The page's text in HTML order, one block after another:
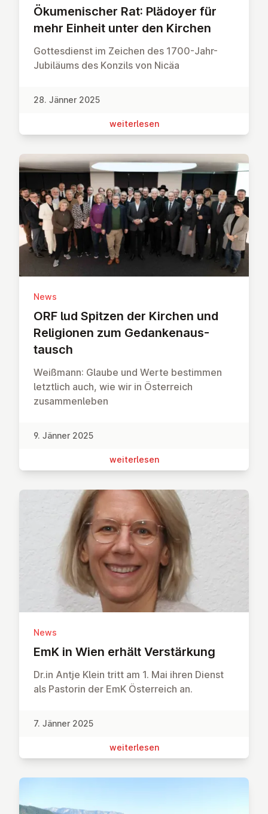
Öku­me­ni­scher Rat: Plädoyer für
mehr Einheit unter den Kirchen
Gottesdienst im Zeichen des 1700-Jahr-
Jubiläums des Konzils von Nicäa
28. Jänner 2025
wei­ter­le­sen
News
ORF lud Spitzen der Kirchen und
Re­li­gio­nen zum Ge­dan­ken­aus­
tausch
Weißmann: Glaube und Werte bestimmen
letztlich auch, wie wir in Österreich
zusammenleben
9. Jänner 2025
wei­ter­le­sen
News
EmK in Wien erhält Ver­stär­kung
Dr.in Antje Klein tritt am 1. Mai ihren Dienst
als Pastorin der EmK Österreich an.
7. Jänner 2025
wei­ter­le­sen